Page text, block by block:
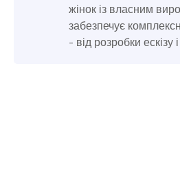
жінок із власним
забезпечує
- від розробки ескізу